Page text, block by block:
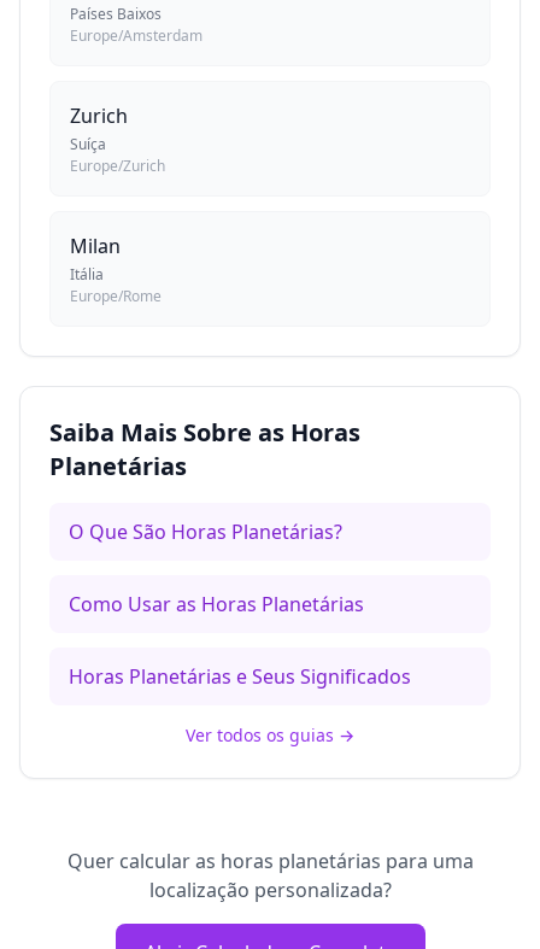
Países Baixos
Europe/Amsterdam
Zurich
Suíça
Europe/Zurich
Milan
Itália
Europe/Rome
Saiba Mais Sobre as Horas
Planetárias
O Que São Horas Planetárias?
Como Usar as Horas Planetárias
Horas Planetárias e Seus Significados
Ver todos os guias →
Quer calcular as horas planetárias para uma
localização personalizada?